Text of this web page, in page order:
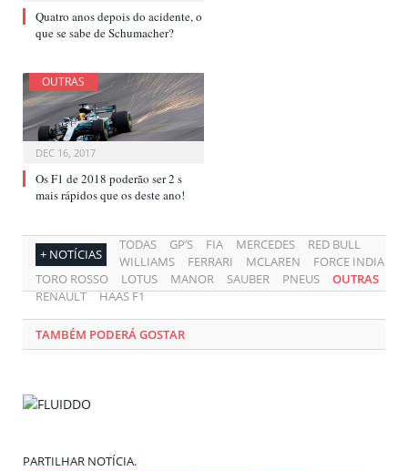
Quatro anos depois do acidente, o
que se sabe de Schumacher?
OUTRAS
DEC 16, 2017
Os F1 de 2018 poderão ser 2 s
mais rápidos que os deste ano!
+ NOTÍCIAS
TODAS GP’S FIA MERCEDES
RED BULL
WILLIAMS
FERRARI MCLAREN
FORCE INDIA
TORO ROSSO
LOTUS MANOR SAUBER PNEUS
OUTRAS
RENAULT
HAAS F1
TAMBÉM PODERÁ GOSTAR
PARTILHAR NOTÍCIA.